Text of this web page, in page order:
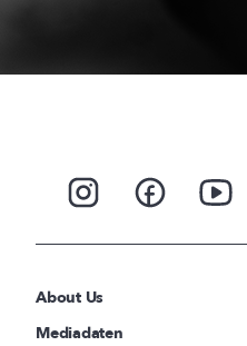
About Us
Mediadaten